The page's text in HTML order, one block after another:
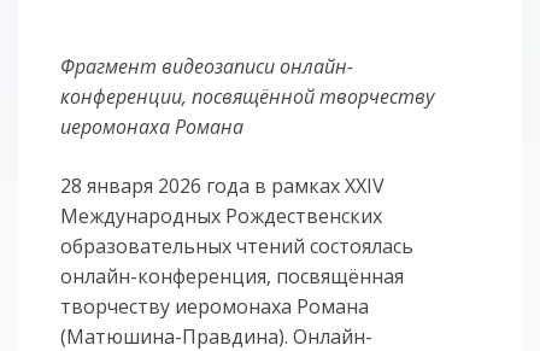
Фрагмент видеозаписи онлайн-
конференции, посвящённой творчеству
иеромонаха Романа
28 января 2026 года в рамках XXIV
Международных Рождественских
образовательных чтений состоялась
онлайн-конференция, посвящённая
творчеству иеромонаха Романа
(Матюшина-Правдина). Онлайн-